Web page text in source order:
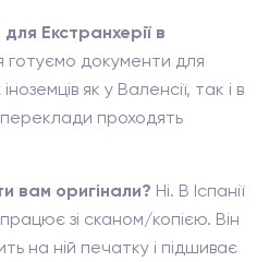
Екстранхерії в
готуємо документи для
як у Валенсії, так і в
проходять
вам оригінали? Ні. В Іспанії
зі сканом/копією. Він
на ній печатку і підшиває